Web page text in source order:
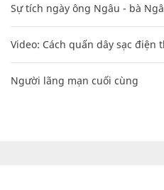
Sự tích ngày ông Ngâu - bà
Video: Cách quấn dây sạc điện
Người lãng mạn cuối cùng